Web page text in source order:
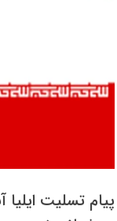
پیام تسلیت